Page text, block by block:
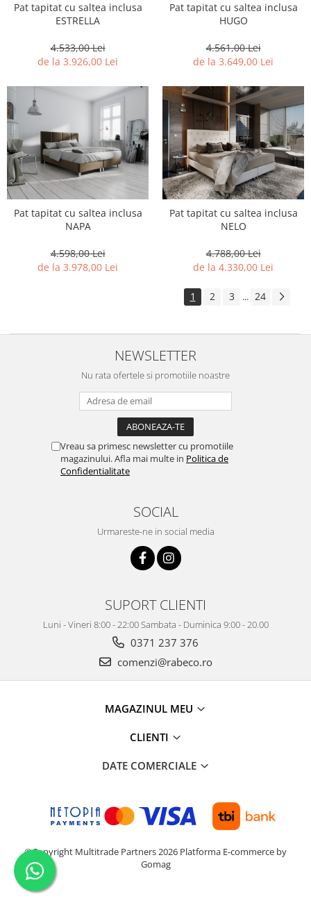
Pat tapitat cu saltea inclusa
ESTRELLA
4.533,00 Lei
de la 3.926,00 Lei
Pat tapitat cu saltea inclusa
HUGO
4.561,00 Lei
de la 3.649,00 Lei
Pat tapitat cu saltea inclusa
NAPA
4.598,00 Lei
de la 3.978,00 Lei
Pat tapitat cu saltea inclusa
NELO
4.788,00 Lei
de la 4.330,00 Lei
1 2 3 ... 24
NEWSLETTER
Nu rata ofertele si promotiile noastre
Vreau sa primesc newsletter cu promotiile
magazinului. Afla mai multe in Politica de
Confidentialitate
SOCIAL
Urmareste-ne in social media
SUPORT CLIENTI
Luni - Vineri 8:00 - 22:00 Sambata - Duminica 9:00 - 20.00
0371 237 376
comenzi@rabeco.ro
MAGAZINUL MEU
CLIENTI
DATE COMERCIALE
©Copyright Multitrade Partners 2026 Platforma E-commerce by
Gomag